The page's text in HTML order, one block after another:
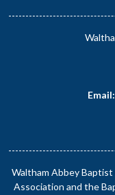
Waltham Abbey
Association and the